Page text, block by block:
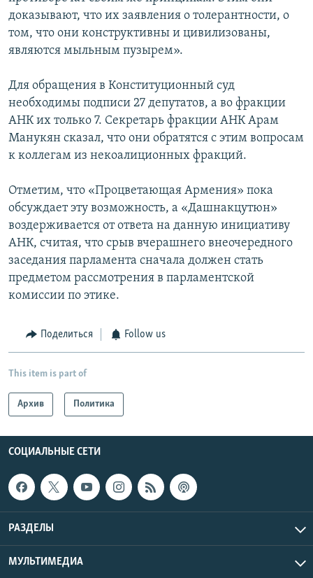
доказывают, что их заявления о толерантности, о
том, что они конструктивны и цивилизованы,
являются мыльным пузырем».
Для обращения в Конституционный суд
необходимы подписи 27 депутатов, а во фракции
АНК их только 7. Секретарь фракции АНК Арам
Манукян сказал, что они обратятся с этим вопросам
к коллегам из некоалиционных фракций.
Отметим, что «Процветающая Армения» пока
обсуждает эту возможность, а «Дашнакцутюн»
воздерживается от ответа на данную инициативу
АНК, считая, что срыв вчерашнего внеочередного
заседания парламента сначала должен стать
предметом рассмотрения в парламентской
комиссии по этике.
Поделиться Follow us
This item is part of
Архив Политика
СОЦИАЛЬНЫЕ СЕТИ
РАЗДЕЛЫ
МУЛЬТИМЕДИА